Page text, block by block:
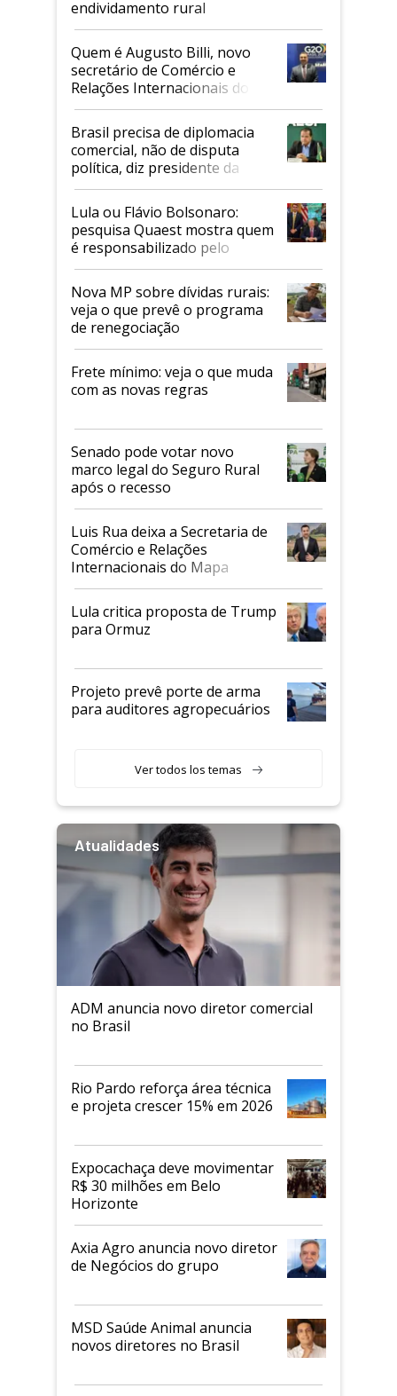
endividamento rural
Quem é Augusto Billi, novo
secretário de Comércio e
Relações Internacionais do
Mapa
Brasil precisa de diplomacia
comercial, não de disputa
política, diz presidente da
Faesp
Lula ou Flávio Bolsonaro:
pesquisa Quaest mostra quem
é responsabilizado pelo
tarifaço dos EUA
Nova MP sobre dívidas rurais:
veja o que prevê o programa
de renegociação
Frete mínimo: veja o que muda
com as novas regras
Senado pode votar novo
marco legal do Seguro Rural
após o recesso
Luis Rua deixa a Secretaria de
Comércio e Relações
Internacionais do Mapa
Lula critica proposta de Trump
para Ormuz
Projeto prevê porte de arma
para auditores agropecuários
Ver todos los temas
Atualidades
ADM anuncia novo diretor comercial
no Brasil
Rio Pardo reforça área técnica
e projeta crescer 15% em 2026
Expocachaça deve movimentar
R$ 30 milhões em Belo
Horizonte
Axia Agro anuncia novo diretor
de Negócios do grupo
MSD Saúde Animal anuncia
novos diretores no Brasil